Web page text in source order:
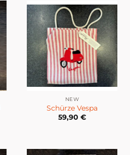
NEW
Schürze Vespa
59,90 €